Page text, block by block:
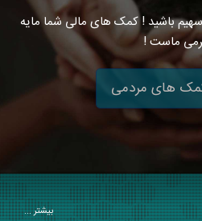
باشید ! کمک های مالی شما مایه
ماست !
های مردمی
بیشتر ...